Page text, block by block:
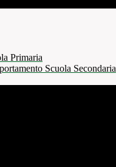
Primaria
Scuola Secondaria